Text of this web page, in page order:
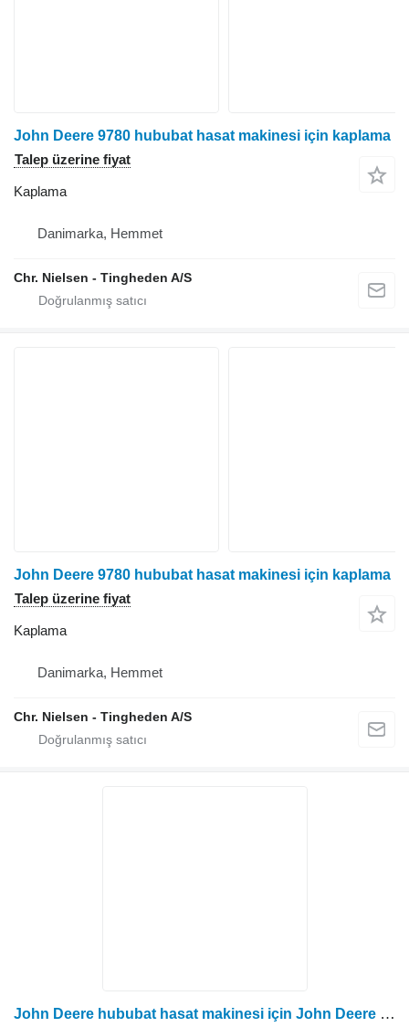
John Deere 9780 hububat hasat makinesi için kaplama
Talep üzerine fiyat
Kaplama
Danimarka, Hemmet
Chr. Nielsen - Tingheden A/S
John Deere 9780 hububat hasat makinesi için kaplama
Talep üzerine fiyat
Kaplama
Danimarka, Hemmet
Chr. Nielsen - Tingheden A/S
John Deere hububat hasat makinesi için John Deere JGAH150947 kaplama